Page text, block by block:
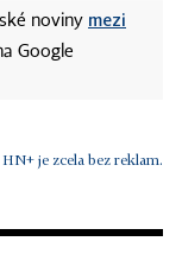
noviny mezi
Google
je zcela bez reklam.